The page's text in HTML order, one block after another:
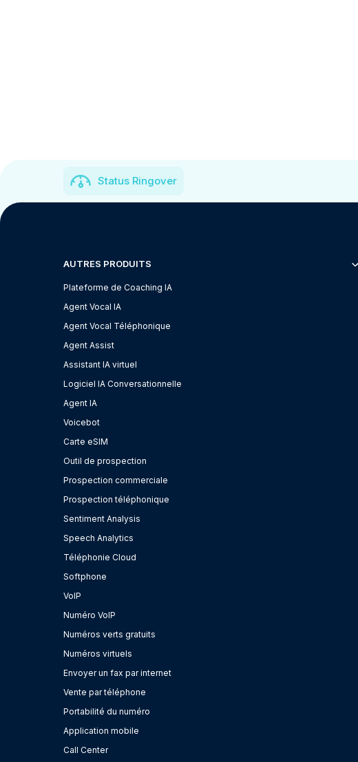
Status Ringover
AUTRES PRODUITS
Plateforme de Coaching IA
Agent Vocal IA
Agent Vocal Téléphonique
Agent Assist
Assistant IA virtuel
Logiciel IA Conversationnelle
Agent IA
Voicebot
Carte eSIM
Outil de prospection
Prospection commerciale
Prospection téléphonique
Sentiment Analysis
Speech Analytics
Téléphonie Cloud
Softphone
VoIP
Numéro VoIP
Numéros verts gratuits
Numéros virtuels
Envoyer un fax par internet
Vente par téléphone
Portabilité du numéro
Application mobile
Call Center